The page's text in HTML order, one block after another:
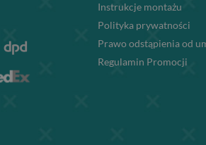
Instrukcje montażu
Polityka prywatności
Prawo odstąpienia od
Regulamin Promocji